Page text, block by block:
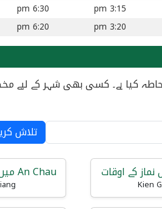
3:15 pm
6:30 pm
3:20 pm
6:20 pm
احاطہ کیا ہے۔ کسی بھی شہر کے
تلاش
Kien
An Chau میں نماز کے اوقات